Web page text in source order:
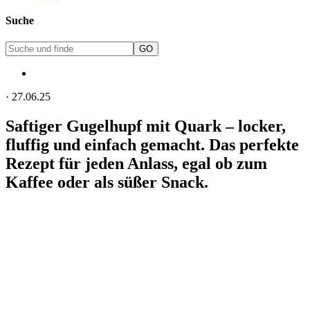
Suche
· 27.06.25
Saftiger Gugelhupf mit Quark – locker,
fluffig und einfach gemacht. Das perfekte
Rezept für jeden Anlass, egal ob zum
Kaffee oder als süßer Snack.